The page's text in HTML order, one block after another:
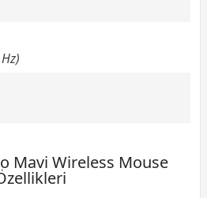
Mavi Wireless Mouse